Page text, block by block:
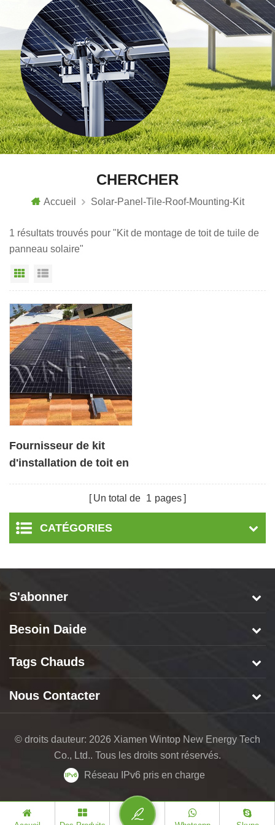
CHERCHER
Accueil Solar-Panel-Tile-Roof-Mounting-Kit
1 résultats trouvés pour "Kit de montage de toit de tuile de
panneau solaire"
Vue grille
Fournisseur de kit
d'installation de toit en
Un total de 1 pages
CATÉGORIES
S'abonner
Besoin Daide
Tags Chauds
Nous Contacter
© droits dauteur: 2026 Xiamen Wintop New Energy Tech
Co., Ltd.. Tous les droits sont réservés.
Réseau IPv6 pris en charge